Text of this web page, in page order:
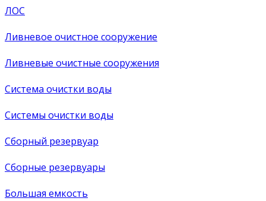
ЛОС
Ливневое очистное сооружение
Ливневые очистные сооружения
Система очистки воды
Системы очистки воды
Сборный резервуар
Сборные резервуары
Большая емкость